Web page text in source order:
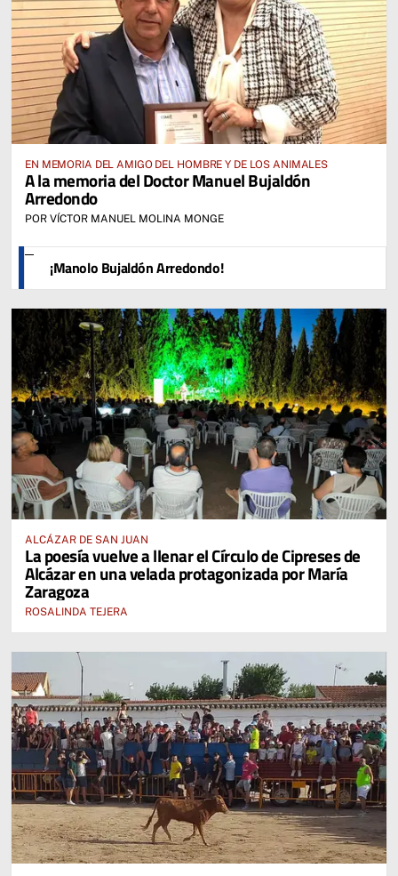
EN MEMORIA DEL AMIGO DEL HOMBRE Y DE LOS ANIMALES
A la memoria del Doctor Manuel Bujaldón
Arredondo
POR VÍCTOR MANUEL MOLINA MONGE
¡Manolo Bujaldón Arredondo!
ALCÁZAR DE SAN JUAN
La poesía vuelve a llenar el Círculo de Cipreses de
Alcázar en una velada protagonizada por María
Zaragoza
ROSALINDA TEJERA